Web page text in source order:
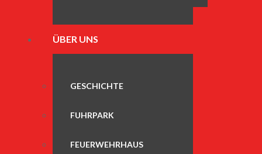
ÜBER UNS
GESCHICHTE
FUHRPARK
FEUERWEHRHAUS